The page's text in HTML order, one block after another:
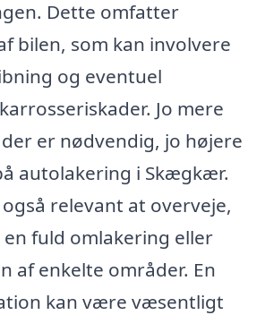
Dette omfatter
bilen, som kan involvere
og eventuel
Jo mere
er nødvendig, jo højere
autolakering i Skægkær.
relevant at overveje,
fuld omlakering eller
af enkelte områder. En
kan være væsentligt